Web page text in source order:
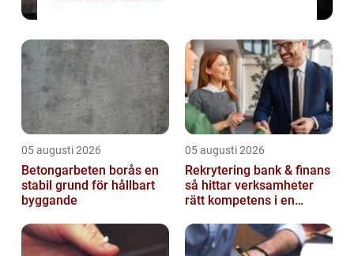
05 augusti 2026
Betongarbeten borås en
stabil grund för hållbart
byggande
05 augusti 2026
Rekrytering bank & finans
så hittar verksamheter
rätt kompetens i en